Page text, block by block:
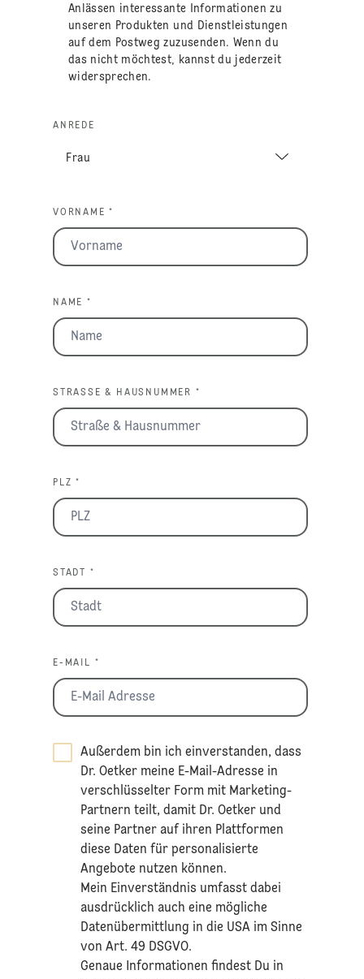
Anlässen interessante Informationen zu
unseren Produkten und Dienstleistungen
auf dem Postweg zuzusenden. Wenn du
das nicht möchtest, kannst du jederzeit
widersprechen.
ANREDE
VORNAME *
NAME *
STRASSE & HAUSNUMMER *
PLZ *
STADT *
E-MAIL *
Außerdem bin ich einverstanden, dass
Dr. Oetker meine E-Mail-Adresse in
verschlüsselter Form mit Marketing-
Partnern teilt, damit Dr. Oetker und
seine Partner auf ihren Plattformen
diese Daten für personalisierte
Angebote nutzen können.
Mein Einverständnis umfasst dabei
ausdrücklich auch eine mögliche
Datenübermittlung in die USA im Sinne
von Art. 49 DSGVO.​
​Genaue Informationen findest Du in